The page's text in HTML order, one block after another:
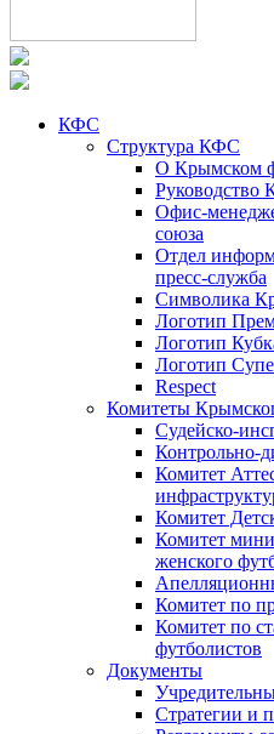
КФС
Структура КФС
О Крымском
Руководство
Офис-
союза
Отдел
пресс-служба
Символика
Логотип
Логотип
Логотип
Respect
Комитеты
Судейско-
Контрольно-
Комитет
Комитет
Комитет
женского
Комитет по
Комитет по
футболистов
Документы
Стратегии и